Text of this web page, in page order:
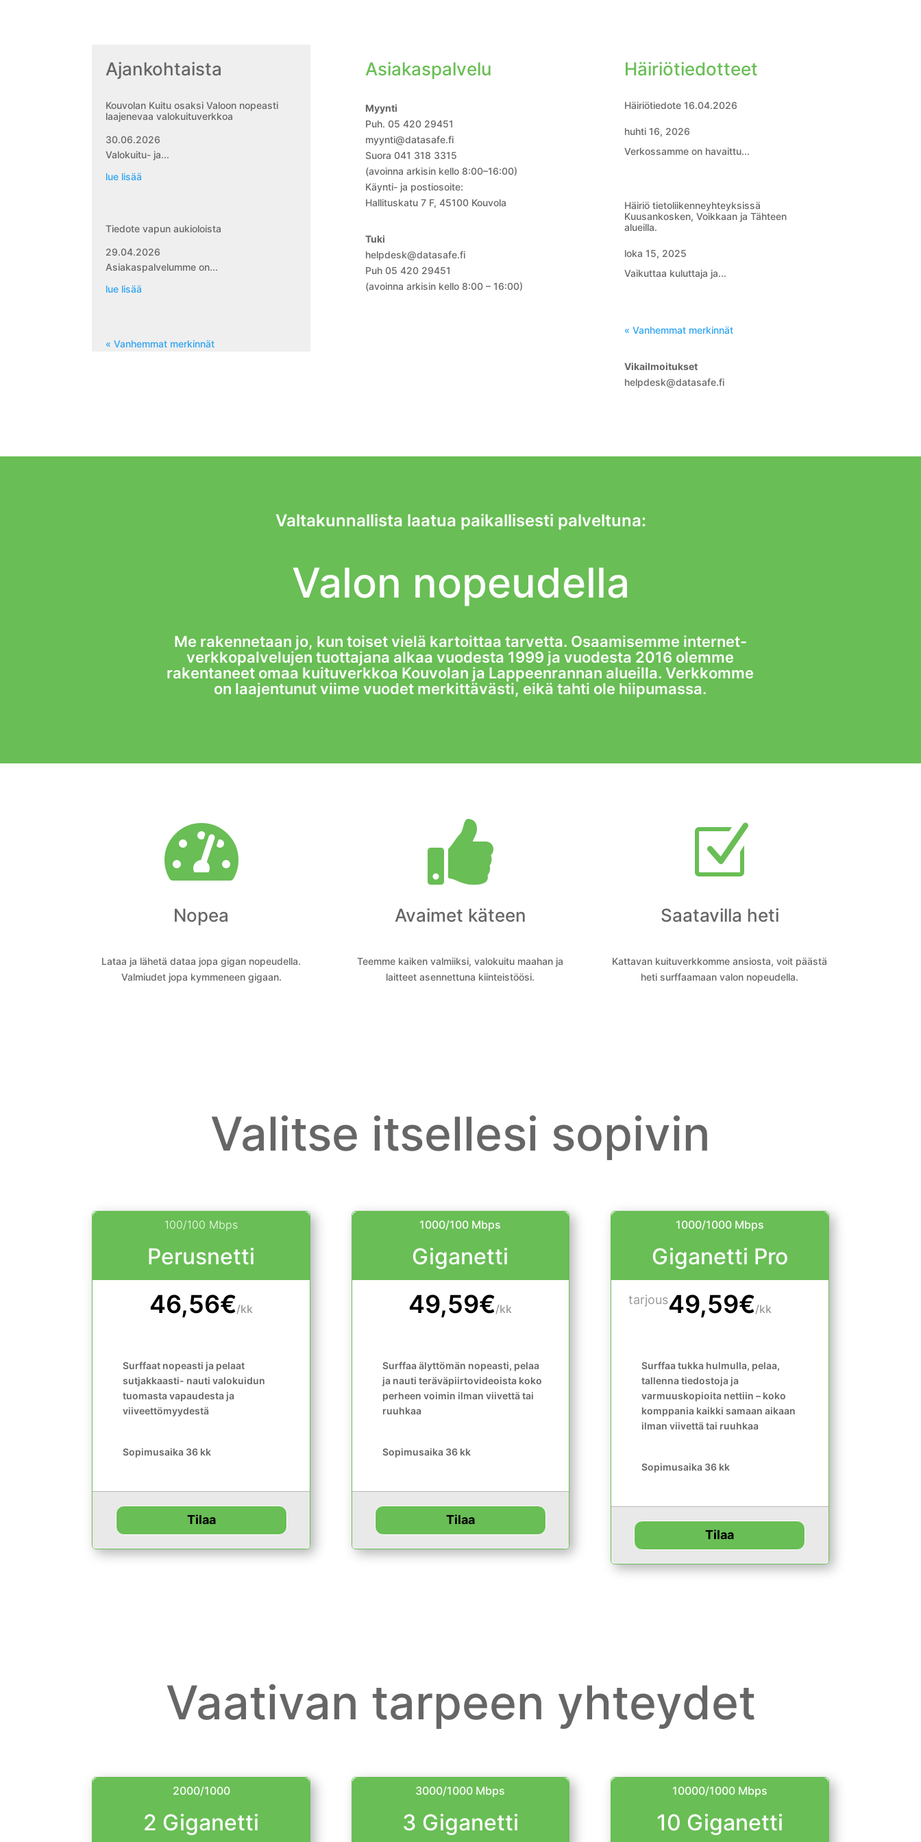
Ajankohtaista
Kouvolan Kuitu osaksi Valoon nopeasti
laajenevaa valokuituverkkoa
30.06.2026
Valokuitu- ja...
lue lisää
Tiedote vapun aukioloista
29.04.2026
Asiakaspalvelumme on...
lue lisää
« Vanhemmat merkinnät
Asiakaspalvelu
Myynti
Puh. 05 420 29451
myynti@datasafe.fi
Suora 041 318 3315
(avoinna arkisin kello 8:00–16:00)
Käynti- ja postiosoite:
Hallituskatu 7 F, 45100 Kouvola
Tuki
helpdesk@datasafe.fi
Puh 05 420 29451
(avoinna arkisin kello 8:00 – 16:00)
Häiriötiedotteet
Häiriötiedote 16.04.2026
huhti 16, 2026
Verkossamme on havaittu...
Häiriö tietoliikenneyhteyksissä
Kuusankosken, Voikkaan ja Tähteen
alueilla.
loka 15, 2025
Vaikuttaa kuluttaja ja...
« Vanhemmat merkinnät
Vikailmoitukset
helpdesk@datasafe.fi
Valtakunnallista laatua paikallisesti palveltuna:
Valon nopeudella
Me rakennetaan jo, kun toiset vielä kartoittaa tarvetta. Osaamisemme internet-
verkkopalvelujen tuottajana alkaa vuodesta 1999 ja vuodesta 2016 olemme
rakentaneet omaa kuituverkkoa Kouvolan ja Lappeenrannan alueilla. Verkkomme
on laajentunut viime vuodet merkittävästi, eikä tahti ole hiipumassa.

Nopea
Lataa ja lähetä dataa jopa gigan nopeudella.
Valmiudet jopa kymmeneen gigaan.

Avaimet käteen
Teemme kaiken valmiiksi, valokuitu maahan ja
laitteet asennettuna kiinteistöösi.
Z
Saatavilla heti
Kattavan kuituverkkomme ansiosta, voit päästä
heti surffaamaan valon nopeudella.
Valitse itsellesi sopivin
100/100 Mbps
Perusnetti
46,56€/kk
Surffaat nopeasti ja pelaat
sutjakkaasti- nauti valokuidun
tuomasta vapaudesta ja
viiveettömyydestä
Sopimusaika 36 kk
Tilaa
1000/100 Mbps
Giganetti
49,59€/kk
Surffaa älyttömän nopeasti, pelaa
ja nauti teräväpiirtovideoista koko
perheen voimin ilman viivettä tai
ruuhkaa
Sopimusaika 36 kk
Tilaa
1000/1000 Mbps
Giganetti Pro
tarjous49,59€/kk
Surffaa tukka hulmulla, pelaa,
tallenna tiedostoja ja
varmuuskopioita nettiin – koko
komppania kaikki samaan aikaan
ilman viivettä tai ruuhkaa
Sopimusaika 36 kk
Tilaa
Vaativan tarpeen yhteydet
2000/1000
2 Giganetti
3000/1000 Mbps
3 Giganetti
10000/1000 Mbps
10 Giganetti